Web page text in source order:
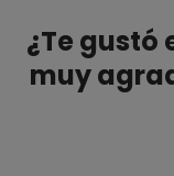
¿Te gustó
muy